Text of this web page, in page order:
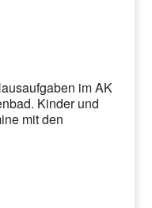
im AK
Kinder und
mit den